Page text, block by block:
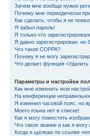
Зачем мне вообще нужно
Почему мне периодически
Как сделать, чтобы я не
Я забыл пароль!
Я только что
Я давно зарегистрирован, но
Что такое COPPA?
Почему я не могу
Что делает функция
Параметры и настройки
Как мне изменить мои
На конференции
Я изменил часовой пояс, но
Моего языка нет в списке!
Как я могу поместить
Что такое звание и как я могу
Когда я щёлкаю по ссылке